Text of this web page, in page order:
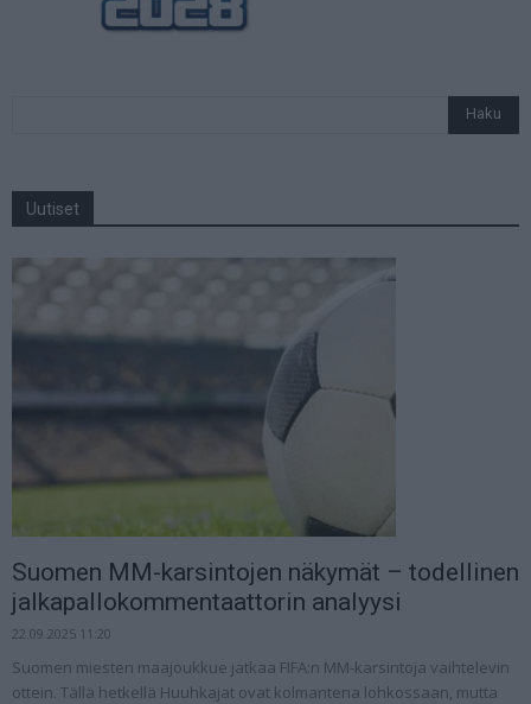
Uutiset
Suomen MM-karsintojen näkymät – todellinen
jalkapallokommentaattorin analyysi
22.09.2025 11:20
Suomen miesten maajoukkue jatkaa FIFA:n MM-karsintoja vaihtelevin
ottein. Tällä hetkellä Huuhkajat ovat kolmantena lohkossaan, mutta